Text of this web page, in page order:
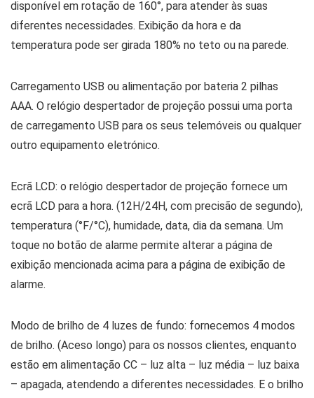
disponível em rotação de 160°, para atender às suas
diferentes necessidades. Exibição da hora e da
temperatura pode ser girada 180% no teto ou na parede.
Carregamento USB ou alimentação por bateria 2 pilhas
AAA. O relógio despertador de projeção possui uma porta
de carregamento USB para os seus telemóveis ou qualquer
outro equipamento eletrónico.
Ecrã LCD: o relógio despertador de projeção fornece um
ecrã LCD para a hora. (12H/24H, com precisão de segundo),
temperatura (°F/°C), humidade, data, dia da semana. Um
toque no botão de alarme permite alterar a página de
exibição mencionada acima para a página de exibição de
alarme.
Modo de brilho de 4 luzes de fundo: fornecemos 4 modos
de brilho. (Aceso longo) para os nossos clientes, enquanto
estão em alimentação CC – luz alta – luz média – luz baixa
– apagada, atendendo a diferentes necessidades. E o brilho